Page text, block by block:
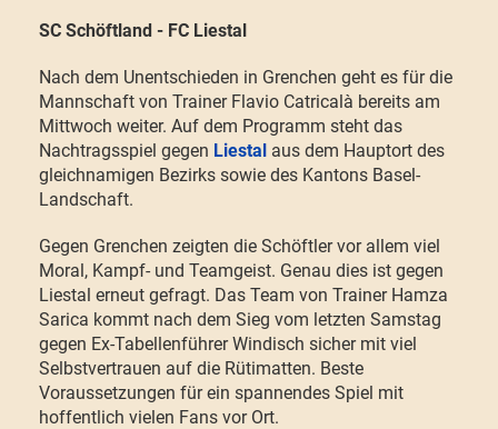
SC Schöftland - FC Liestal
Nach dem Unentschieden in Grenchen geht es für die
Mannschaft von Trainer Flavio Catricalà bereits am
Mittwoch weiter. Auf dem Programm steht das
Nachtragsspiel gegen Liestal aus dem Hauptort des
gleichnamigen Bezirks sowie des Kantons Basel-
Landschaft.
Gegen Grenchen zeigten die Schöftler vor allem viel
Moral, Kampf- und Teamgeist. Genau dies ist gegen
Liestal erneut gefragt. Das Team von Trainer Hamza
Sarica kommt nach dem Sieg vom letzten Samstag
gegen Ex-Tabellenführer Windisch sicher mit viel
Selbstvertrauen auf die Rütimatten. Beste
Voraussetzungen für ein spannendes Spiel mit
hoffentlich vielen Fans vor Ort.